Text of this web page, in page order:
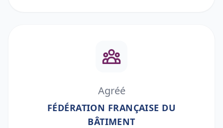
Agréé
FÉDÉRATION FRANÇAISE DU
BÂTIMENT